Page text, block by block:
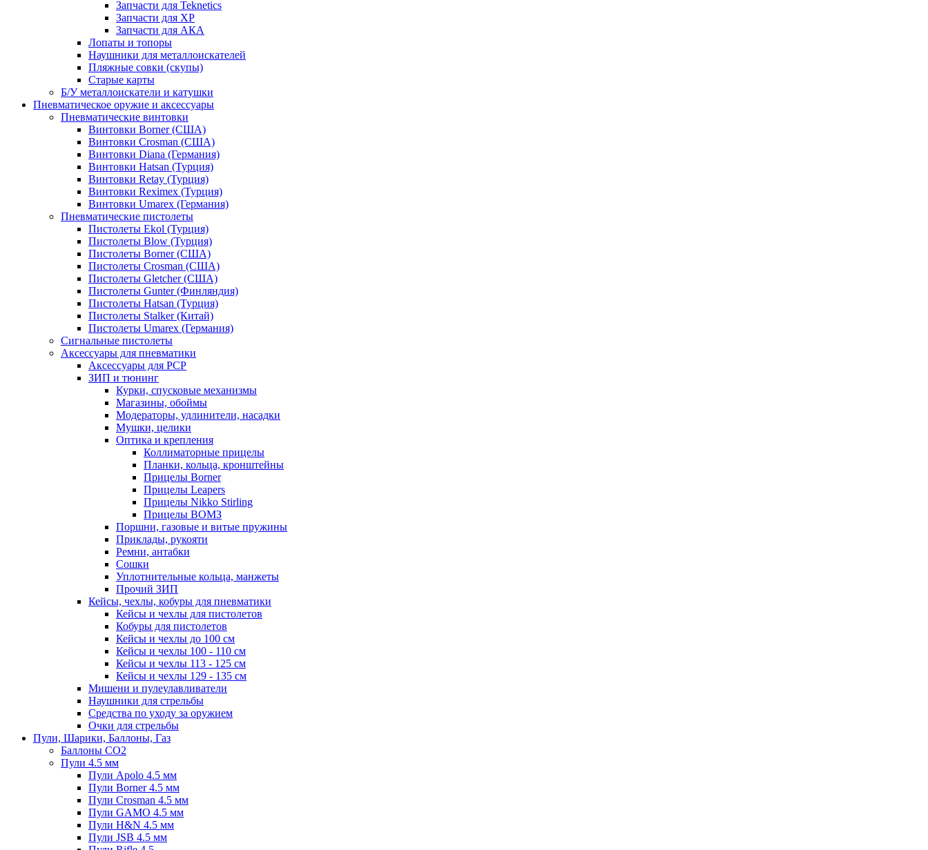
Запчасти для Teknetics
Запчасти для XP
Запчасти для АКА
Лопаты и топоры
Наушники для металлоискателей
Пляжные совки (скупы)
Старые карты
Б/У металлоискатели и катушки
Пневматическое оружие и аксессуары
Пневматические винтовки
Винтовки Borner (США)
Винтовки Crosman (США)
Винтовки Diana (Германия)
Винтовки Hatsan (Турция)
Винтовки Retay (Турция)
Винтовки Reximex (Турция)
Винтовки Umarex (Германия)
Пневматические пистолеты
Пистолеты Ekol (Турция)
Пистолеты Blow (Турция)
Пистолеты Borner (США)
Пистолеты Crosman (США)
Пистолеты Gletcher (США)
Пистолеты Gunter (Финляндия)
Пистолеты Hatsan (Турция)
Пистолеты Stalker (Китай)
Пистолеты Umarex (Германия)
Сигнальные пистолеты
Аксессуары для пневматики
Аксессуары для PCP
ЗИП и тюнинг
Курки, спусковые механизмы
Магазины, обоймы
Модераторы, удлинители, насадки
Мушки, целики
Оптика и крепления
Коллиматорные прицелы
Планки, кольца, кронштейны
Прицелы Borner
Прицелы Leapers
Прицелы Nikko Stirling
Прицелы ВОМЗ
Поршни, газовые и витые пружины
Приклады, рукояти
Ремни, антабки
Сошки
Уплотнительные кольца, манжеты
Прочий ЗИП
Кейсы, чехлы, кобуры для пневматики
Кейсы и чехлы для пистолетов
Кобуры для пистолетов
Кейсы и чехлы до 100 см
Кейсы и чехлы 100 - 110 см
Кейсы и чехлы 113 - 125 см
Кейсы и чехлы 129 - 135 см
Мишени и пулеулавливатели
Наушники для стрельбы
Средства по уходу за оружием
Очки для стрельбы
Пули, Шарики, Баллоны, Газ
Баллоны CO2
Пули 4.5 мм
Пули Apolo 4.5 мм
Пули Borner 4.5 мм
Пули Crosman 4.5 мм
Пули GAMO 4.5 мм
Пули H&N 4.5 мм
Пули JSB 4.5 мм